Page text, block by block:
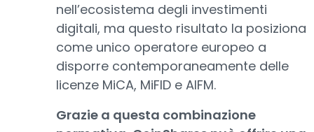
nell’ecosistema degli investimenti
digitali, ma questo risultato la posiziona
come unico operatore europeo a
disporre contemporaneamente delle
licenze MiCA, MiFID e AIFM.
Grazie a questa combinazione